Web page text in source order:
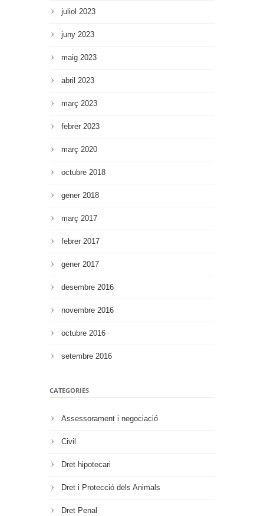
juliol 2023
juny 2023
maig 2023
abril 2023
març 2023
febrer 2023
març 2020
octubre 2018
gener 2018
març 2017
febrer 2017
gener 2017
desembre 2016
novembre 2016
octubre 2016
setembre 2016
CATEGORIES
Assessorament i negociació
Civil
Dret hipotecari
Dret i Protecció dels Animals
Dret Penal